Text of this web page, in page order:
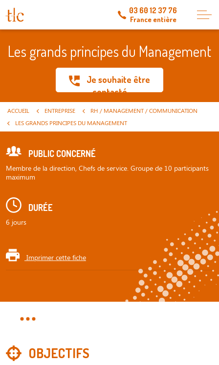
03 60 12 37 76
France entière
Les grands principes du Management
Je souhaite être
contacté
ACCUEIL ENTREPRISE
RH / MANAGEMENT / COMMUNICATION
LES GRANDS PRINCIPES DU MANAGEMENT
OBJECTIFS
PUBLIC CONCERNÉ
Membre de la direction, Chefs de service. Groupe de 10 participants
maximum
DURÉE
6 jours
Imprimer cette fiche